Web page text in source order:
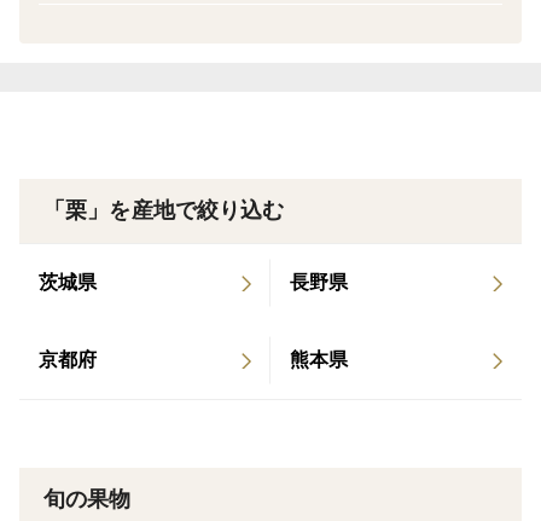
す。
8月下旬より、今年も早期収穫がはじまりました！！
９月９日〜”銀寄”の実が膨らみ収穫でき始めました。
採れたてを発送させていただいております為、収穫時期
「栗」を産地で絞り込む
茨城県 長野県
京都府 熊本県
旬の果物